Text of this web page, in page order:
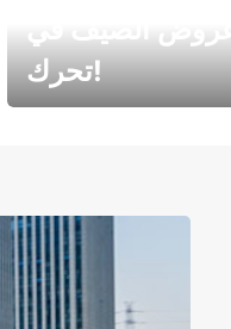
تحرك!